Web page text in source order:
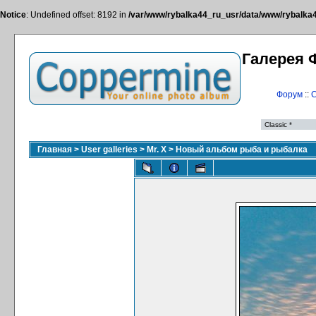
Notice: Undefined offset: 8192 in /var/www/rybalka44_ru_usr/data/www/
Галерея
Форум::
Главная > User galleries > Mr. X > Новый альбом рыба и рыбалка